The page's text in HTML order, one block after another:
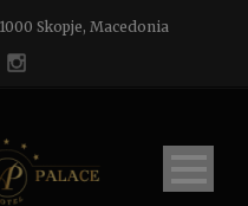
Skopje, Macedonia